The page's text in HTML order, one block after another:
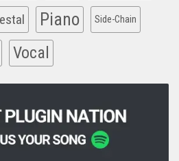
Piano Side-Chain
Vocal